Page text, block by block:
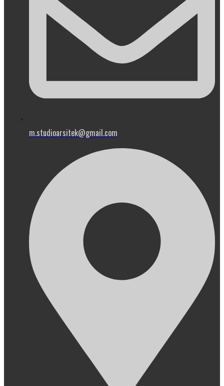
m.studioarsitek@gmail.com